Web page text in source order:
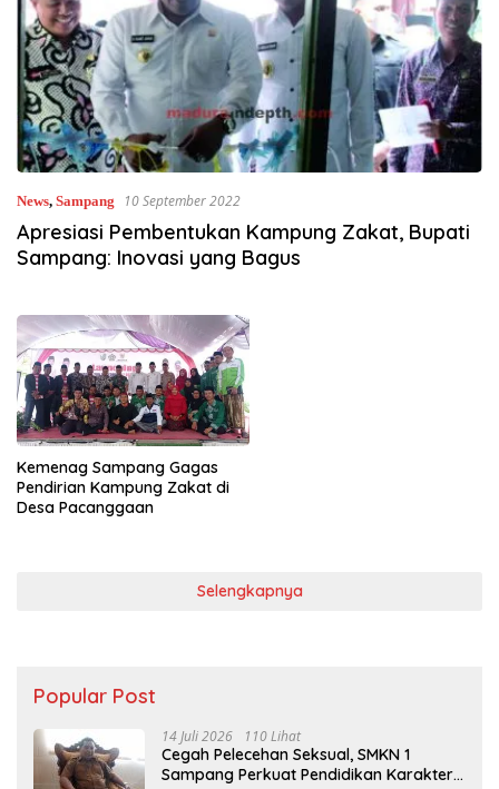
News, Sampang 10 September 2022
Apresiasi Pembentukan Kampung Zakat, Bupati
Sampang: Inovasi yang Bagus
Kemenag Sampang Gagas
Pendirian Kampung Zakat di
Desa Pacanggaan
Selengkapnya
Popular Post
14 Juli 2026 110 Lihat
Cegah Pelecehan Seksual, SMKN 1
Sampang Perkuat Pendidikan Karakter